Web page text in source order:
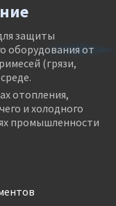
защиты
оборудования от
(грязи,
отопления,
и холодного
промышленности